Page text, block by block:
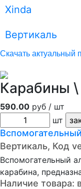
Xinda
Вертикаль
Скачать актуальный
Карабины
590.00 руб / шт
шт
Вертикаль, Код
Вспомогательный
карабина,
Наличие товара: